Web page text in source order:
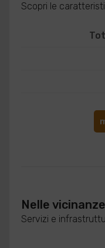
Scopri le
Nelle vicinanze
Servizi e